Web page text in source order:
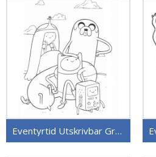
Eventyrtid Utskrivbar Gratis